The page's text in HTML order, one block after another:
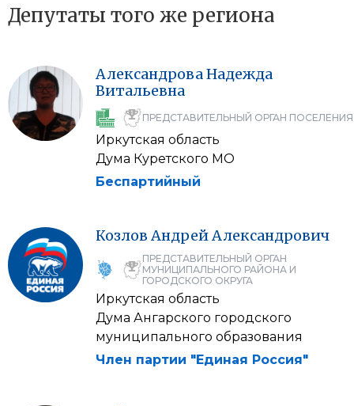
Депутаты того же региона
АлександроваНадежда
Витальевна
ПРЕДСТАВИТЕЛЬНЫЙ ОРГАН ПОСЕЛЕНИЯ
Иркутская область
Дума Куретского МО
Беспартийный
Козлов АндрейАлександрович
ПРЕДСТАВИТЕЛЬНЫЙ ОРГАН
МУНИЦИПАЛЬНОГО РАЙОНА И
ГОРОДСКОГО ОКРУГА
Иркутская область
Дума Ангарского городского
муниципального образования
Член партии "Единая Россия"